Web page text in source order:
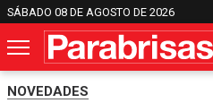
SÁBADO 08 DE AGOSTO DE 2026
NOVEDADES